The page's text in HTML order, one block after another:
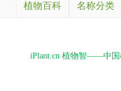
植物百科 名称分类
iPlant.cn 植物智——中国